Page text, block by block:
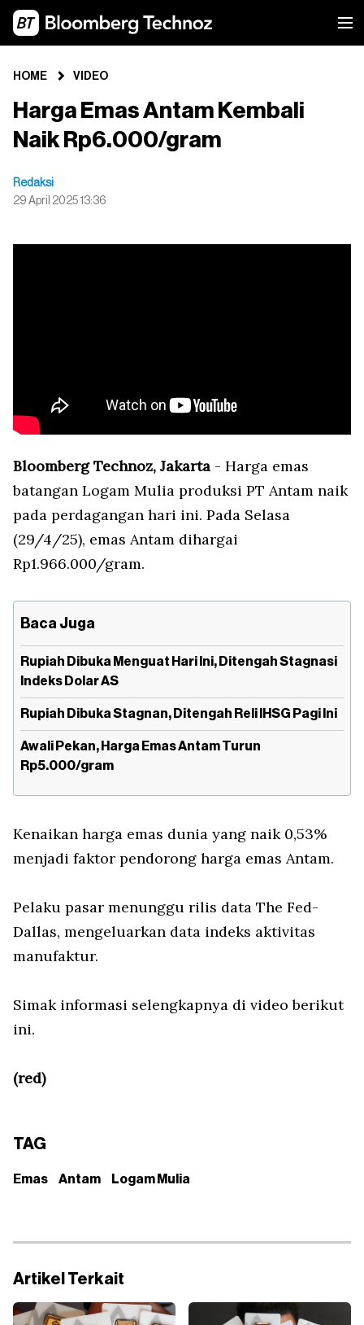
HOME VIDEO
Harga Emas Antam Kembali
Naik Rp6.000/gram
Redaksi
29 April 2025 13:36
Bloomberg Technoz, Jakarta - Harga emas
batangan Logam Mulia produksi PT Antam naik
pada perdagangan hari ini. Pada Selasa
(29/4/25), emas Antam dihargai
Rp1.966.000/gram.
Baca Juga
Rupiah Dibuka Menguat Hari Ini, Ditengah Stagnasi
Indeks Dolar AS
Rupiah Dibuka Stagnan, Ditengah Reli IHSG Pagi Ini
Awali Pekan, Harga Emas Antam Turun
Rp5.000/gram
Kenaikan harga emas dunia yang naik 0,53%
menjadi faktor pendorong harga emas Antam.
Pelaku pasar menunggu rilis data The Fed-
Dallas, mengeluarkan data indeks aktivitas
manufaktur.
Simak informasi selengkapnya di video berikut
ini.
(red)
TAG
Emas Antam Logam Mulia
Artikel Terkait